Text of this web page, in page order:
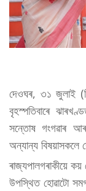
দেওঘৰ, ৩১ জুলাই
বৃহস্পতিবাৰে
সন্তোষ গংগৱাৰ আৰু
অন্যান্য
ৰাজ্যপালগৰাকীয়ে
উপস্থিত হোৱাটো